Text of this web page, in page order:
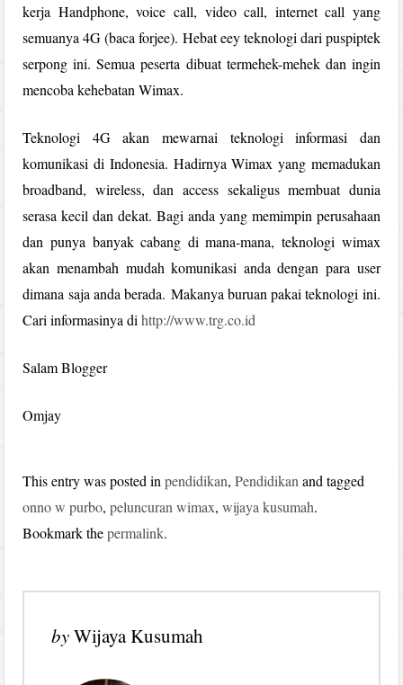
kerja Handphone, voice call, video call, internet call yang
semuanya 4G (baca forjee). Hebat eey teknologi dari puspiptek
serpong ini. Semua peserta dibuat termehek-mehek dan ingin
mencoba kehebatan Wimax.
Teknologi 4G akan mewarnai teknologi informasi dan
komunikasi di Indonesia. Hadirnya Wimax yang memadukan
broadband, wireless, dan access sekaligus membuat dunia
serasa kecil dan dekat. Bagi anda yang memimpin perusahaan
dan punya banyak cabang di mana-mana, teknologi wimax
akan menambah mudah komunikasi anda dengan para user
dimana saja anda berada. Makanya buruan pakai teknologi ini.
Cari informasinya dihttp://www.trg.co.id
Salam Blogger
Omjay
This entry was posted inpendidikan,Pendidikan and tagged
onno w purbo,peluncuran wimax,wijaya kusumah.
Bookmark thepermalink.
byWijaya Kusumah